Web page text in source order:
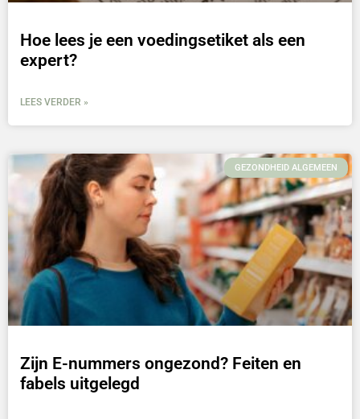
Hoe lees je een voedingsetiket als een
expert?
LEES VERDER »
GEZONDHEID ALGEMEEN
Zijn E-nummers ongezond? Feiten en
fabels uitgelegd